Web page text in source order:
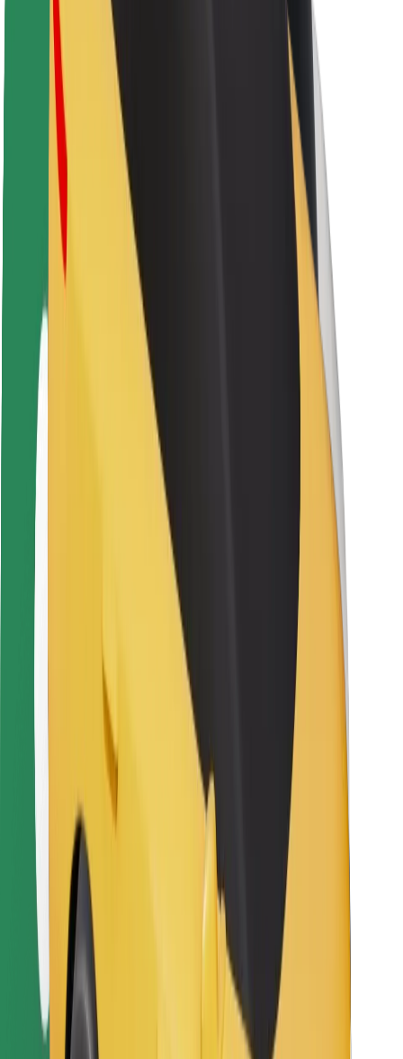
Sərnişin təhlükəsizliyi
Sürücü təhlükəsizliyi
Skuter təhlükəsizliyi
Təhlükəsizlik Laboratoriyası
Şəhərlər
Məkanlar
Şəhər mühiti üçün həllər
Hava limanları
Bolt enerji doldurma stansiyaları
Sərnişinlər üçün
Sürücülər üçün
Kuryerlər üçün
Avtopark sahibləri üçün
Restoranlar üçün
Biznes üçün Bolt
Qaydalar və Şərtlər
Kukilər
Təhlükəsizlik
Dəqiqələr ərzində gediş əldə et!
Bolt tətbiqini endir
Sevdiyiniz yeməyi tapın!
Bolt Food tətbiqini endir